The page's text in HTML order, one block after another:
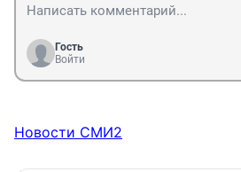
Гость
Войти
Новости СМИ2